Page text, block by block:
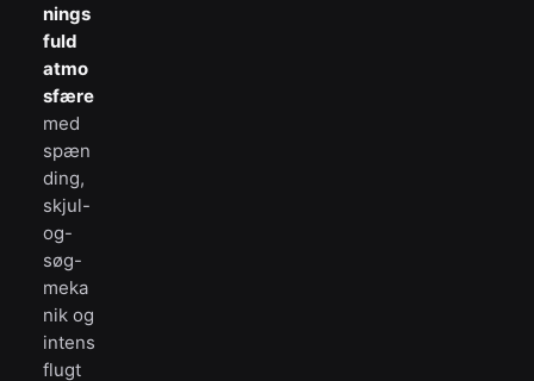
nings
fuld
atmo
sfære
med
spæn
ding,
skjul-
og-
søg-
meka
nik og
intens
flugt